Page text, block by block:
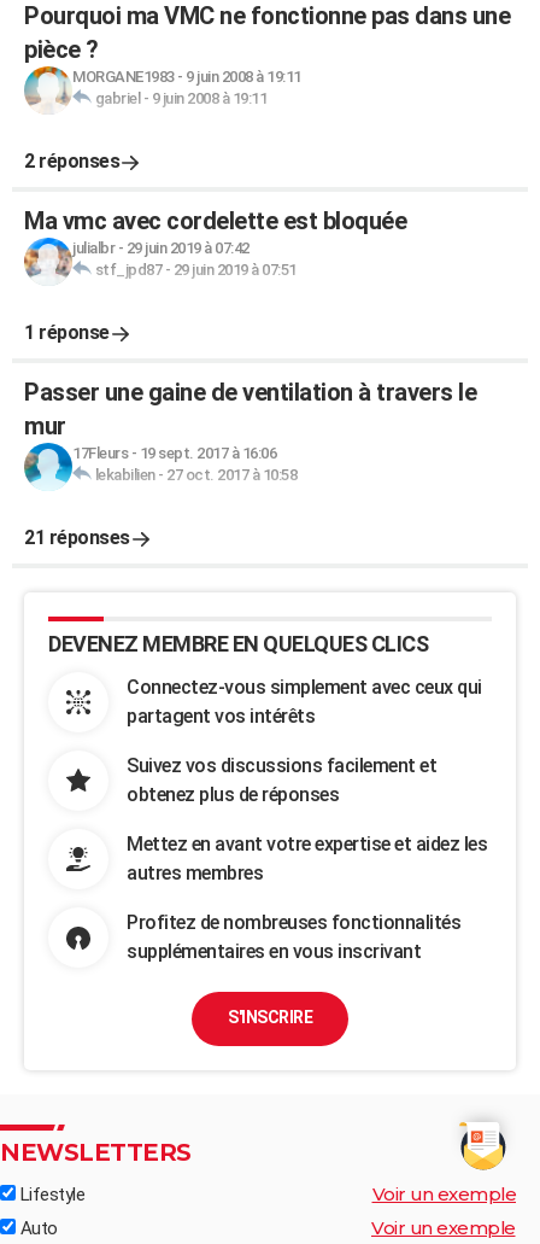
Pourquoi ma VMC ne fonctionne pas dans une
pièce ?
MORGANE1983- 9 juin 2008 à 19:11
gabriel - 9 juin 2008 à 19:11
2 réponses
Ma vmc avec cordelette est bloquée
julialbr- 29 juin 2019 à 07:42
stf_jpd87- 29 juin 2019 à 07:51
1 réponse
Passer une gaine de ventilation à travers le
mur
17Fleurs- 19 sept. 2017 à 16:06
lekabilien- 27 oct. 2017 à 10:58
21 réponses
DEVENEZ MEMBRE EN QUELQUES CLICS
Connectez-vous simplement avec ceux qui
partagent vos intérêts
Suivez vos discussions facilement et
obtenez plus de réponses
Mettez en avant votre expertise et aidez les
autres membres
Profitez de nombreuses fonctionnalités
supplémentaires en vous inscrivant
S'INSCRIRE
NEWSLETTERS
Lifestyle Voir un exemple
Auto Voir un exemple